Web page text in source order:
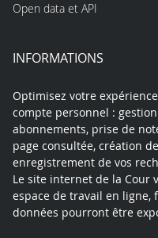
Open data et API
INFORMATIONS
Optimisez votre
compte personnel :
abonnements, prise de
page consultée, création
enregistrement de vos
Le site internet de la Cour
espace de travail en ligne,
données pourront être